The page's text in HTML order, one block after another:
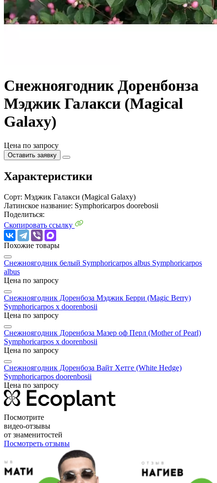
Снежноягодник Доренбонза
Мэджик Галакси (Magical
Galaxy)
Цена по запросу
Оставить заявку
Характеристики
Сорт: Мэджик Галакси (Magical Galaxy)
Латинское название: Symphoricarpos doorebosii
Поделиться:
Скопировать ссылку
Похожие товары
Снежноягодник белый Symphoricarpos albus Symphoricarpos
albus
Цена по запросу
Снежноягодник Доренбоза Мэджик Берри (Magic Berry)
Symphoricarpos x doorenbosii
Цена по запросу
Снежноягодник Доренбоза Мазер оф Перл (Mother of Pearl)
Symphoricarpos x doorenbosii
Цена по запросу
Снежноягодник Доренбоза Вайт Хетге (White Hedge)
Symphoricarpos doorenbosii
Цена по запросу
Посмотрите
видео-отзывы
от знаменитостей
Посмотреть отзывы